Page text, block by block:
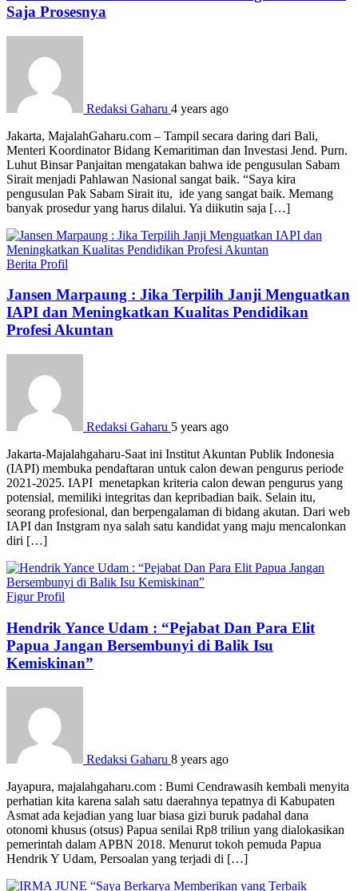
Saja Prosesnya
Redaksi Gaharu 4 years ago
Jakarta, MajalahGaharu.com – Tampil secara daring dari Bali,
Menteri Koordinator Bidang Kemaritiman dan Investasi Jend. Purn.
Luhut Binsar Panjaitan mengatakan bahwa ide pengusulan Sabam
Sirait menjadi Pahlawan Nasional sangat baik. “Saya kira
pengusulan Pak Sabam Sirait itu, ide yang sangat baik. Memang
banyak prosedur yang harus dilalui. Ya diikutin saja […]
Berita Profil
Jansen Marpaung : Jika Terpilih Janji Menguatkan
IAPI dan Meningkatkan Kualitas Pendidikan
Profesi Akuntan
Redaksi Gaharu 5 years ago
Jakarta-Majalahgaharu-Saat ini Institut Akuntan Publik Indonesia
(IAPI) membuka pendaftaran untuk calon dewan pengurus periode
2021-2025. IAPI menetapkan kriteria calon dewan pengurus yang
potensial, memiliki integritas dan kepribadian baik. Selain itu,
seorang profesional, dan berpengalaman di bidang akutan. Dari web
IAPI dan Instgram nya salah satu kandidat yang maju mencalonkan
diri […]
FigurProfil
Hendrik Yance Udam : “Pejabat Dan Para Elit
Papua Jangan Bersembunyi di Balik Isu
Kemiskinan”
Redaksi Gaharu 8 years ago
Jayapura, majalahgaharu.com : Bumi Cendrawasih kembali menyita
perhatian kita karena salah satu daerahnya tepatnya di Kabupaten
Asmat ada kejadian yang luar biasa gizi buruk padahal dana
otonomi khusus (otsus) Papua senilai Rp8 triliun yang dialokasikan
pemerintah dalam APBN 2018. Menurut tokoh pemuda Papua
Hendrik Y Udam, Persoalan yang terjadi di […]